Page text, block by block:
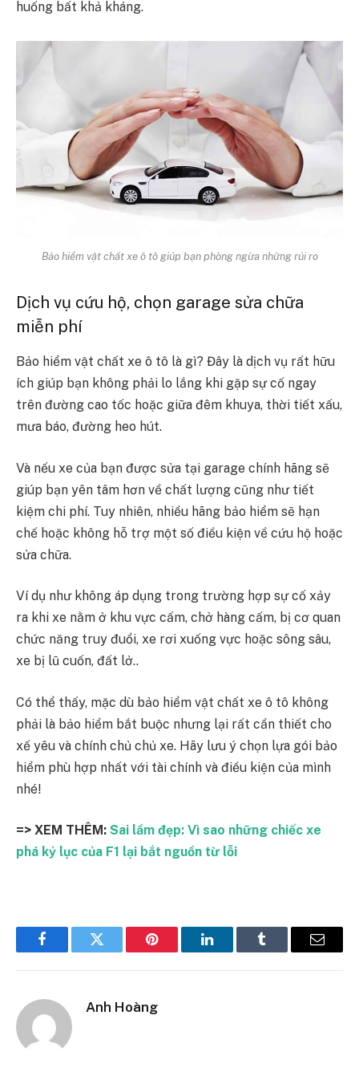
huống bất khả kháng.
Bảo hiểm vật chất xe ô tô giúp bạn phòng ngừa những rủi ro
Dịch vụ cứu hộ, chọn garage sửa chữa
miễn phí
Bảo hiểm vật chất xe ô tô là gì? Đây là dịch vụ rất hữu
ích giúp bạn không phải lo lắng khi gặp sự cố ngay
trên đường cao tốc hoặc giữa đêm khuya, thời tiết xấu,
mưa báo, đường heo hút.
Và nếu xe của bạn được sửa tại garage chính hãng sẽ
giúp bạn yên tâm hơn về chất lượng cũng như tiết
kiệm chi phí. Tuy nhiên, nhiều hãng bảo hiểm sẽ hạn
chế hoặc không hỗ trợ một số điều kiện về cứu hộ hoặc
sửa chữa.
Ví dụ như không áp dụng trong trường hợp sự cố xảy
ra khi xe nằm ở khu vực cấm, chở hàng cấm, bị cơ quan
chức năng truy đuổi, xe rơi xuống vực hoặc sông sâu,
xe bị lũ cuốn, đất lở..
Có thể thấy, mặc dù bảo hiểm vật chất xe ô tô không
phải là bảo hiểm bắt buộc nhưng lại rất cần thiết cho
xế yêu và chính chủ chủ xe. Hãy lưu ý chọn lựa gói bảo
hiểm phù hợp nhất với tài chính và điều kiện của mình
nhé!
=> XEM THÊM: Sai lầm đẹp: Vì sao những chiếc xe
phá kỷ lục của F1 lại bắt nguồn từ lỗi
FacebookTwitter Pinterest LinkedInTumblr Email
Anh Hoàng